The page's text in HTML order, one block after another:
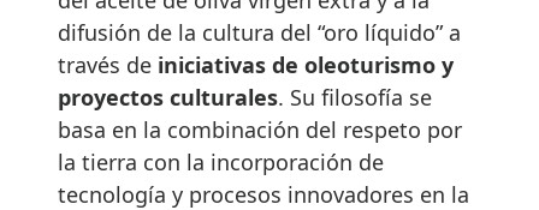
difusión de la cultura del “oro líquido” a
través de iniciativas de oleoturismo y
proyectos culturales. Su filosofía se
basa en la combinación del respeto por
la tierra con la incorporación de
tecnología y procesos innovadores en la